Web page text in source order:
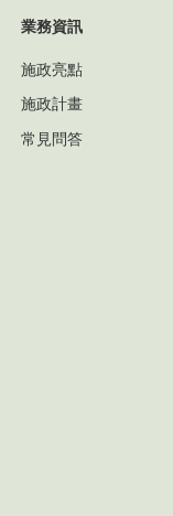
業務資訊
施政亮點
施政計畫
常見問答